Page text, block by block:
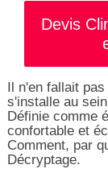
Devis
Il n'en fallait
s'installe au
Définie comme
confortable et
Comment, par
Décryptage.